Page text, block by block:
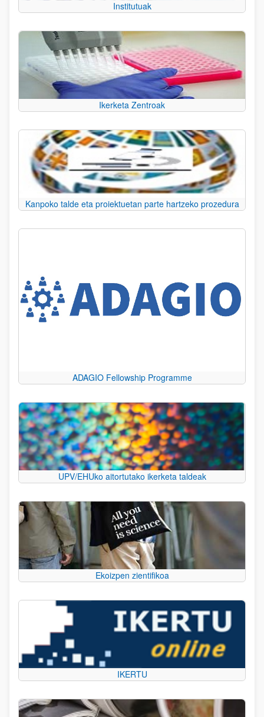
Institutuak
Ikerketa Zentroak
Kanpoko talde eta proiektuetan parte hartzeko prozedura
ADAGIO Fellowship Programme
UPV/EHUko aitortutako ikerketa taldeak
Ekoizpen zientifikoa
IKERTU